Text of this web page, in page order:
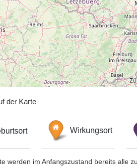
der Karte
Wirkungsort
werden im Anfangszustand bereits alle